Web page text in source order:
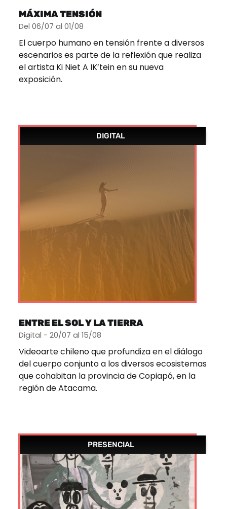
MÁXIMA TENSIÓN
Del 06/07 al 01/08
El cuerpo humano en tensión frente a diversos
escenarios es parte de la reflexión que realiza
el artista Ki Niet A IK’tein en su nueva
exposición.
DIGITAL
ENTRE EL SOL Y LA TIERRA
Digital - 20/07 al 15/08
Videoarte chileno que profundiza en el diálogo
del cuerpo conjunto a los diversos ecosistemas
que cohabitan la provincia de Copiapó, en la
región de Atacama.
PRESENCIAL